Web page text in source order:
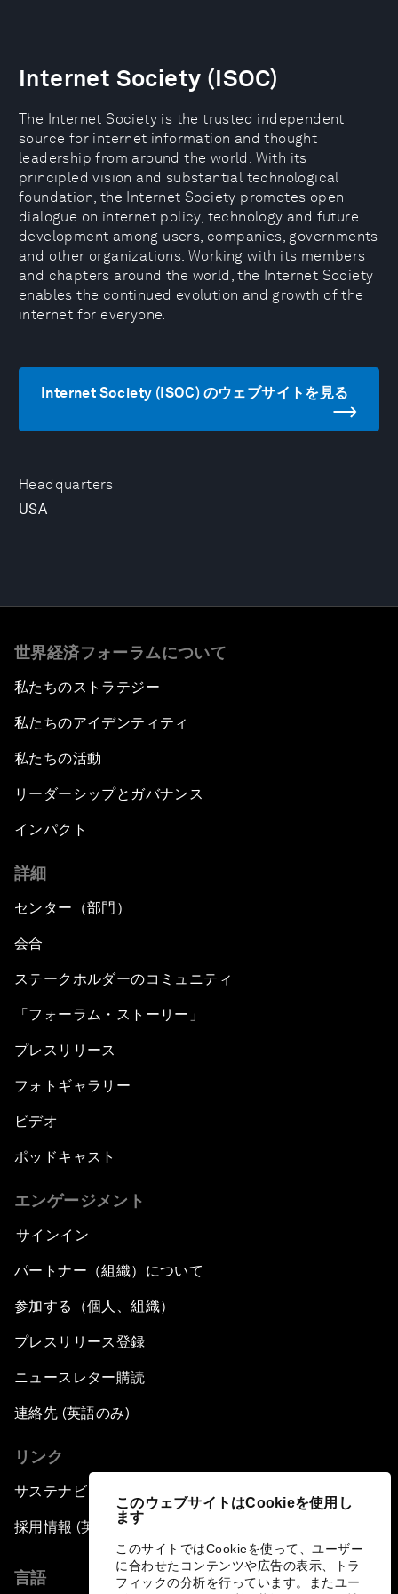
このウェブサイトはCookieを使用し
ます
このサイトではCookieを使って、ユーザー
に合わせたコンテンツや広告の表示、トラ
フィックの分析を行っています。またユー
Headquarters
USA
Internet Society (ISOC)
The Internet Society is the trusted independent
source for internet information and thought
leadership from around the world. With its
principled vision and substantial technological
foundation, the Internet Society promotes open
dialogue on internet policy, technology and future
development among users, companies, governments
and other organizations. Working with its members
and chapters around the world, the Internet Society
enables the continued evolution and growth of the
internet for everyone.
Internet Society (ISOC) のウェブサイトを見る
世界経済フォーラムについて
私たちのストラテジー
私たちのアイデンティティ
私たちの活動
リーダーシップとガバナンス
インパクト
詳細
センター（部門）
会合
ステークホルダーのコミュニティ
「フォーラム・ストーリー」
プレスリリース
フォトギャラリー
ビデオ
ポッドキャスト
エンゲージメント
サインイン
パートナー（組織）について
参加する（個人、組織）
プレスリリース登録
ニュースレター購読
連絡先 (英語のみ)
リンク
サステナビリティへの取り組み
採用情報 (英語のみ)
言語